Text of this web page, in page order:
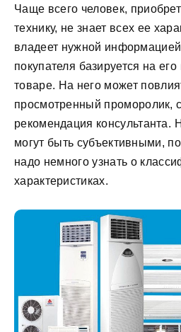
Чаще всего человек,
технику, не знает всех ее
владеет нужной
покупателя базируется на
товаре. На него может
просмотренный проморолик,
рекомендация консультанта.
могут быть субъективными,
надо немного узнать о
характеристиках.